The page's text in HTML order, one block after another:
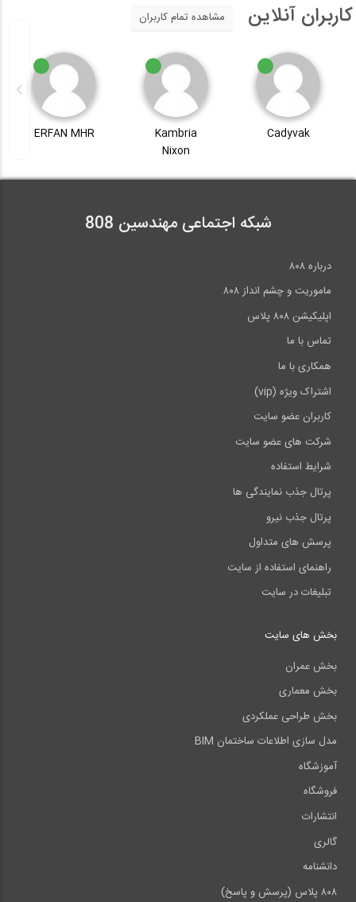
کاربران آنلاین مشاهده تمام کاربران
Cadyvak
Kambria
Nixon
ERFAN MHR
شبکه اجتماعی مهندسین 808
درباره ۸۰۸
ماموریت و چشم انداز ۸۰۸
اپلیکیشن ۸۰۸ پلاس
تماس با ما
همکاری با ما
اشتراک ویژه (vip)
کاربران عضو سایت
شرکت های عضو سایت
شرایط استفاده
پرتال جذب نمایندگی ها
پرتال جذب نیرو
پرسش های متداول
راهنمای استفاده از سایت
تبلیغات در سایت
بخش های سایت
بخش عمران
بخش معماری
بخش طراحی عملکردی
مدل سازی اطلاعات ساختمان BIM
آموزشگاه
فروشگاه
انتشارات
گالری
دانشنامه
۸۰۸ پلاس (پرسش و پاسخ)